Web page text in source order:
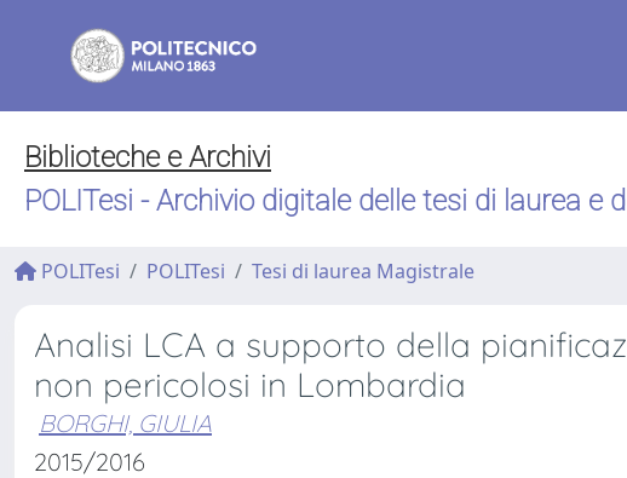
Biblioteche e Archivi
POLITesi - Archivio digitale delle tesi di laurea e
POLITesi POLITesi Tesi di laurea Magistrale
Analisi LCA a supporto della
non pericolosi in Lombardia
BORGHI, GIULIA
2015/2016